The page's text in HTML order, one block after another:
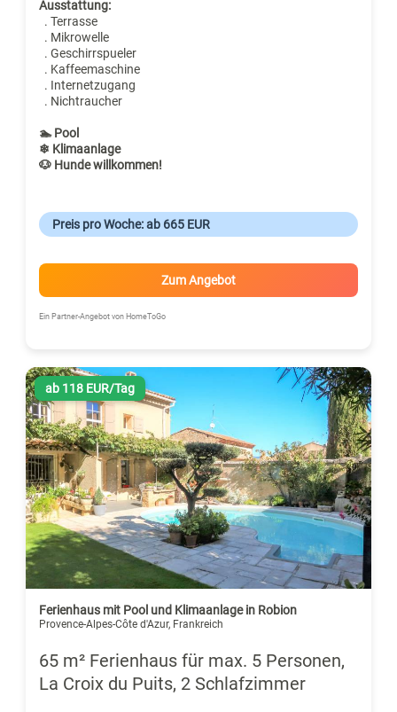
Ausstattung:
. Terrasse
. Mikrowelle
. Geschirrspueler
. Kaffeemaschine
. Internetzugang
. Nichtraucher
🏊 Pool
❄ Klimaanlage
🐶 Hunde willkommen!
Preis pro Woche: ab 665 EUR
Zum Angebot
Ein Partner-Angebot von HomeToGo
ab 118 EUR/Tag
Ferienhaus mit Pool und Klimaanlage in Robion
Provence-Alpes-Côte d'Azur, Frankreich
65 m² Ferienhaus für max. 5 Personen,
La Croix du Puits, 2 Schlafzimmer